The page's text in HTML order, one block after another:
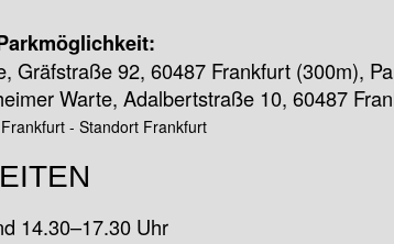
Gräfstraße 92, 60487 Frankfurt (300m),
Warte, Adalbertstraße 10, 60487
14.30–17.30 Uhr